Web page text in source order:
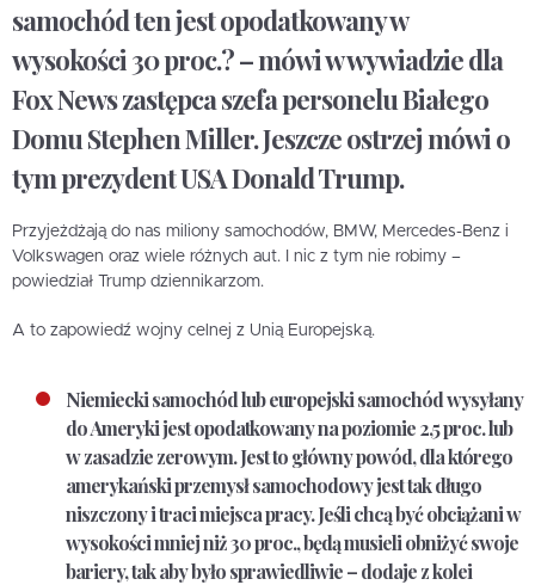
samochód ten jest opodatkowany w
wysokości 30 proc.? – mówi w wywiadzie dla
Fox News zastępca szefa personelu Białego
Domu Stephen Miller. Jeszcze ostrzej mówi o
tym prezydent USA Donald Trump.
Przyjeżdżają do nas miliony samochodów, BMW, Mercedes-Benz i
Volkswagen oraz wiele różnych aut. I nic z tym nie robimy –
powiedział Trump dziennikarzom.
A to zapowiedź wojny celnej z Unią Europejską.
Niemiecki samochód lub europejski samochód wysyłany
do Ameryki jest opodatkowany na poziomie 2,5 proc. lub
w zasadzie zerowym. Jest to główny powód, dla którego
amerykański przemysł samochodowy jest tak długo
niszczony i traci miejsca pracy. Jeśli chcą być obciążani w
wysokości mniej niż 30 proc., będą musieli obniżyć swoje
bariery, tak aby było sprawiedliwie – dodaje z kolei